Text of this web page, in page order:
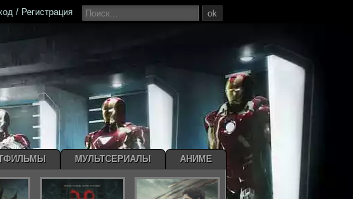
ok
/ Регистрация
МУЛЬТСЕРИАЛЫ АНИМЕ